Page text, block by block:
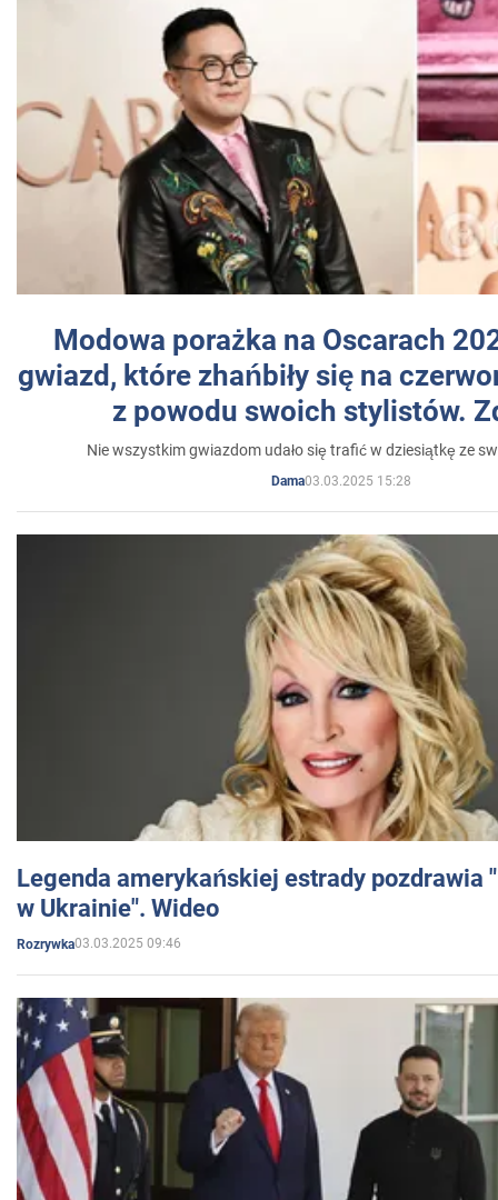
Modowa porażka na Oscarach
gwiazd, które zhańbiły się na
z powodu swoich stylistów.
Nie wszystkim gwiazdom udało się trafić w dziesiątkę ze
Dama03.03.2025 15:28
Legenda amerykańskiej estrady pozdrawia
w Ukrainie". Wideo
Rozrywka03.03.2025 09:46